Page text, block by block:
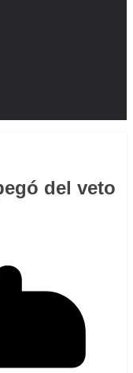
del veto